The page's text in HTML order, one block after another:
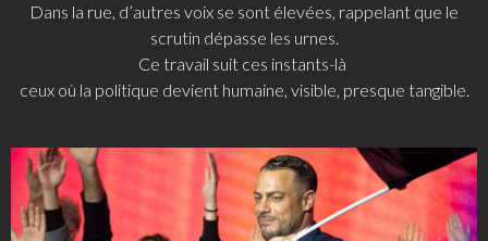
Dans la rue, d’autres voix se sont élevées, rappelant que le
scrutin dépasse les urnes.
Ce travail suit ces instants-là
ceux où la politique devient humaine, visible, presque tangible.